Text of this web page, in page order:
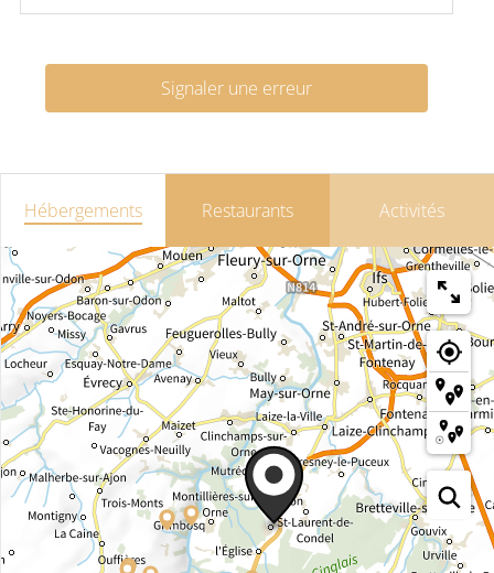
Signaler une erreur
Hébergements Restaurants Activités